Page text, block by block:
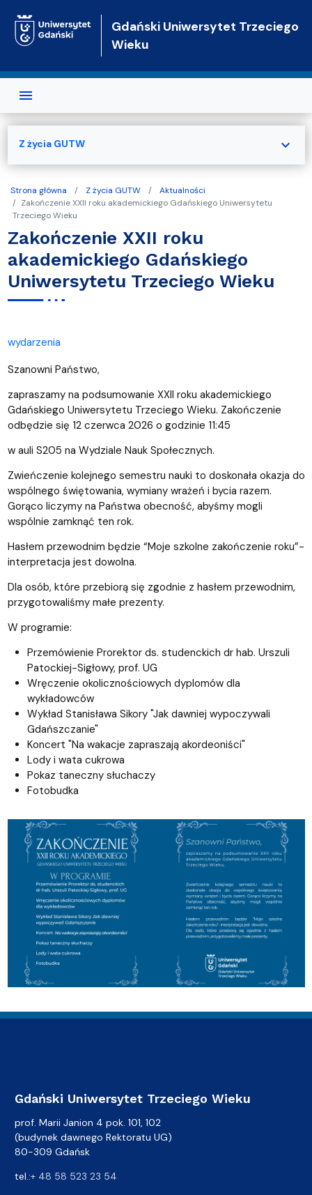
Gdański Uniwersytet Trzeciego
Wieku
Strona główna Z życia GUTW
Aktualności
Zakończenie XXII roku akademickiego Gdańskiego Uniwersytetu
Trzeciego Wieku
Zakończenie XXII roku
akademickiego Gdańskiego
Uniwersytetu Trzeciego Wieku
wydarzenia
Szanowni Państwo,
zapraszamy na podsumowanie XXII roku akademickiego
Gdańskiego Uniwersytetu Trzeciego Wieku. Zakończenie
odbędzie się 12 czerwca 2026 o godzinie 11:45
w auli S205 na Wydziale Nauk Społecznych.
Zwieńczenie kolejnego semestru nauki to doskonała okazja do
wspólnego świętowania, wymiany wrażeń i bycia razem.
Gorąco liczymy na Państwa obecność, abyśmy mogli
wspólnie zamknąć ten rok.
Hasłem przewodnim będzie “Moje szkolne zakończenie roku”-
interpretacja jest dowolna.
Dla osób, które przebiorą się zgodnie z hasłem przewodnim,
przygotowaliśmy małe prezenty.
W programie:
Przemówienie Prorektor ds. studenckich dr hab. Urszuli
Patockiej-Sigłowy, prof. UG
Wręczenie okolicznościowych dyplomów dla
wykładowców
Wykład Stanisława Sikory "Jak dawniej wypoczywali
Gdańszczanie"
Koncert "Na wakacje zapraszają akordeoniści"
Lody i wata cukrowa
Pokaz taneczny słuchaczy
Fotobudka
Z życia GUTW expand_more
Gdański Uniwersytet Trzeciego Wieku
prof. Marii Janion 4 pok. 101, 102
(budynek dawnego Rektoratu UG)
80-309 Gdańsk
tel.:+ 48 58 523 23 54